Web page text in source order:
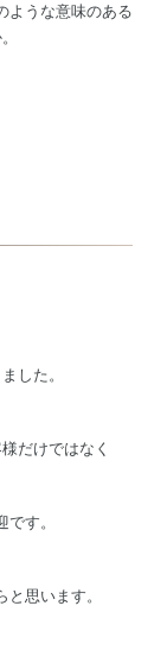
ような意味のある
した。
だけではなく
す。
思います。